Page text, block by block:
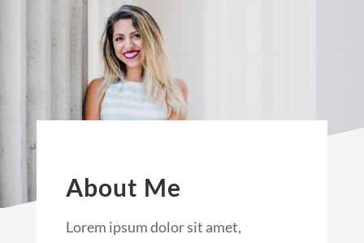
About Me
Lorem ipsum dolor sit amet,